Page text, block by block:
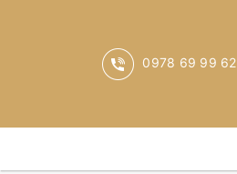
0978 69 99 62